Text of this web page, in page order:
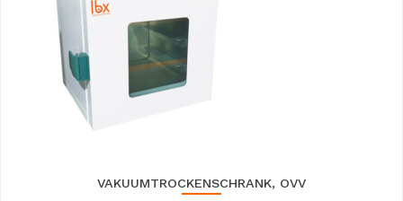
VAKUUMTROCKENSCHRANK, OVV